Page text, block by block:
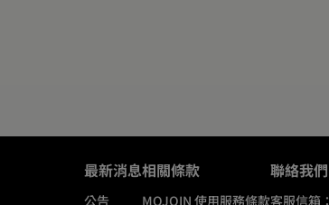
最新消息
公告
相關條款
MOJOIN 使用服務條款
聯絡我們
客服信箱：